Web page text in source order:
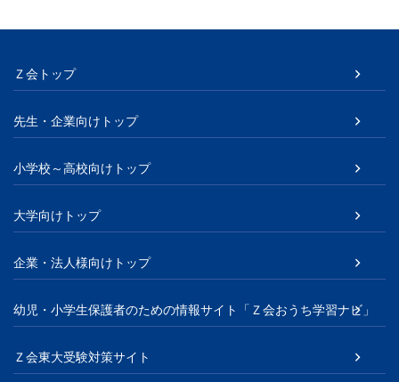
Ｚ会トップ
先生・企業向けトップ
小学校～高校向けトップ
大学向けトップ
企業・法人様向けトップ
幼児・小学生保護者のための情報サイト「Ｚ会おうち学習ナビ」
Ｚ会東大受験対策サイト